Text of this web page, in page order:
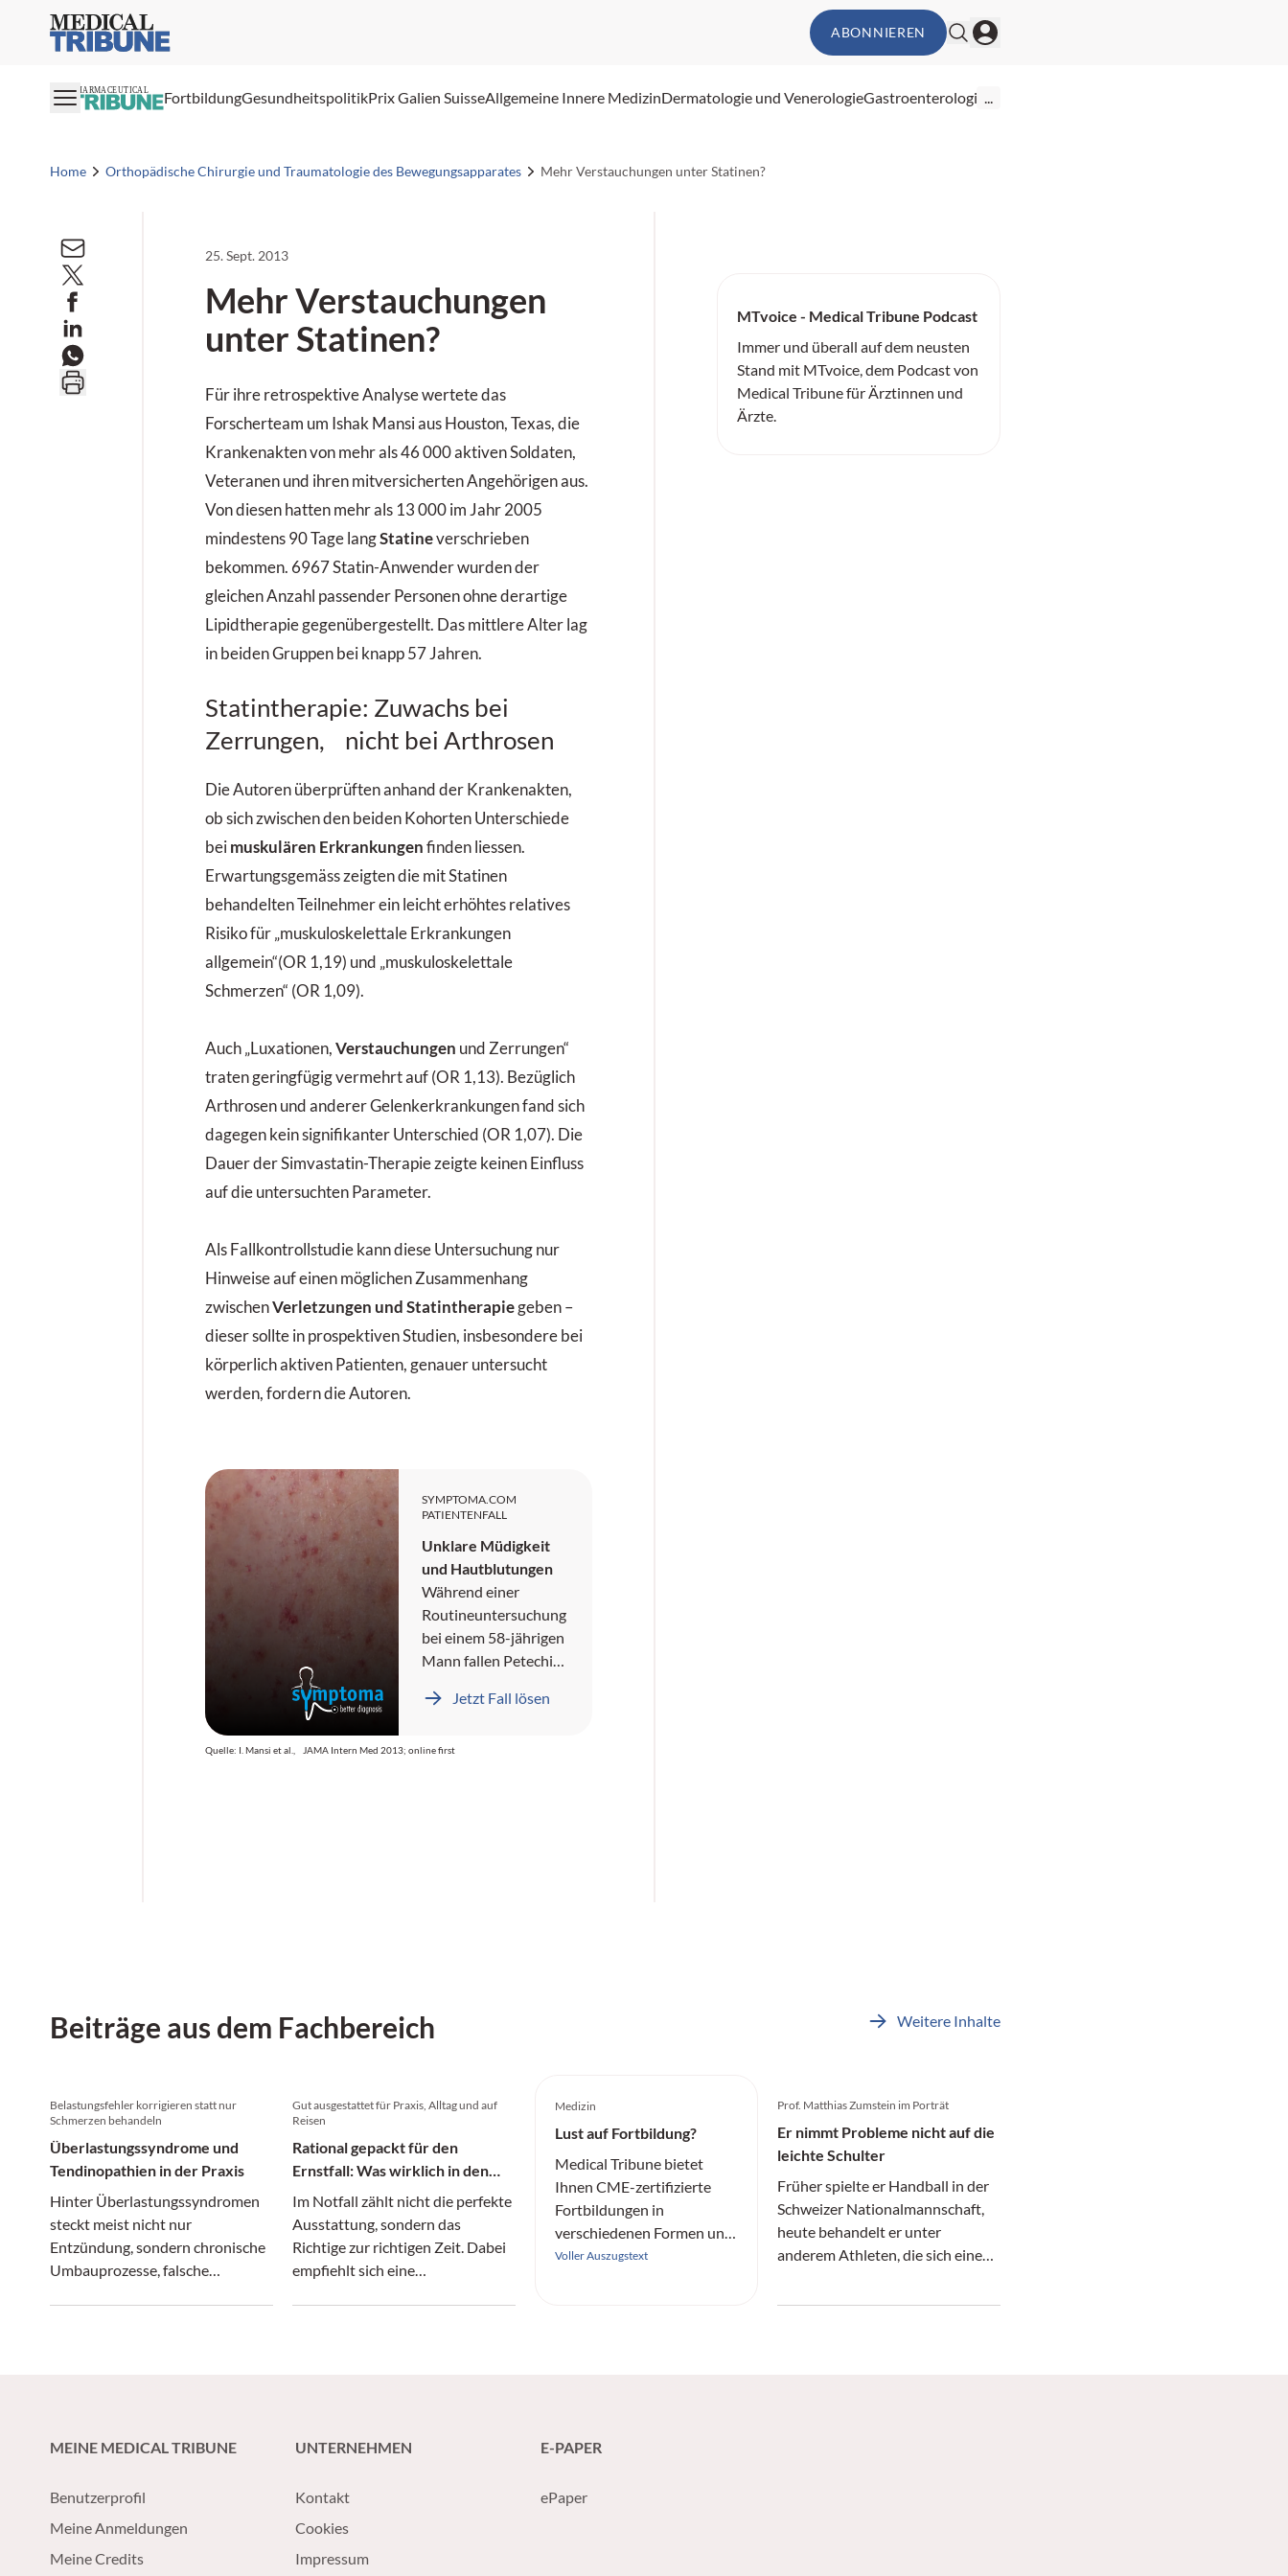
Medical Tribune ABONNIEREN
PHARMACEUTICAL FortbildungGesundheitspolitikPrix Galien SuisseAllgemeine Innere MedizinDermatologie und VenerologieGastroenterologie...
Home Orthopädische Chirurgie und Traumatologie des Bewegungsapparates Mehr Verstauchungen unter Statinen?
25. Sept. 2013
Mehr Verstauchungen
unter Statinen?
Für ihre retrospektive Analyse wertete das
Forscherteam um Ishak Mansi aus Houston, Texas, die
Krankenakten von mehr als 46 000 aktiven Soldaten,
Veteranen und ihren mitversicherten Angehörigen aus.
Von diesen hatten mehr als 13 000 im Jahr 2005
mindestens 90 Tage langStatineverschrieben
bekommen. 6967 Statin-Anwender wurden der
gleichen Anzahl passender Personen ohne derartige
Lipidtherapie gegenübergestellt. Das mittlere Alter lag
in beiden Gruppen bei knapp 57 Jahren.
Statintherapie: Zuwachs bei
Zerrungen, nicht bei Arthrosen
Die Autoren überprüften anhand der Krankenakten,
ob sich zwischen den beiden Kohorten Unterschiede
bei muskulären Erkrankungen finden liessen.
Erwartungsgemäss zeigten die mit Statinen
behandelten Teilnehmer ein leicht erhöhtes relatives
Risiko für „muskuloskelettale Erkrankungen
allgemein“(OR 1,19) und „muskuloskelettale
Schmerzen“ (OR 1,09).
Auch „Luxationen, Verstauchungen und Zerrungen“
traten geringfügig vermehrt auf (OR 1,13). Bezüglich
Arthrosen und anderer Gelenkerkrankungen fand sich
dagegen kein signifikanter Unterschied (OR 1,07). Die
Dauer der Simvastatin-Therapie zeigte keinen Einfluss
auf die untersuchten Parameter.
Als Fallkontrollstudie kann diese Untersuchung nur
Hinweise auf einen möglichen Zusammenhang
zwischenVerletzungen und Statintherapie geben –
dieser sollte in prospektiven Studien, insbesondere bei
körperlich aktiven Patienten, genauer untersucht
werden, fordern die Autoren.
SYMPTOMA.COM
PATIENTENFALL
Unklare Müdigkeit
und Hautblutungen
Während einer
Routineuntersuchung
bei einem 58-jährigen
Mann fallen Petechien
auf. Auf Nachfrage
letzter Zeit vermehrt
Jetzt Fall lösen
Quelle: I. Mansi et al., JAMA Intern Med 2013; online first
MTvoice - Medical Tribune Podcast
Immer und überall auf dem neusten
Stand mit MTvoice, dem Podcast von
Medical Tribune für Ärztinnen und
Ärzte.
Beiträge aus dem Fachbereich Weitere Inhalte
Belastungsfehler korrigieren statt nur
Schmerzen behandeln
Überlastungssyndrome und
Tendinopathien in der Praxis
Hinter Überlastungssyndromen
steckt meist nicht nur
Entzündung, sondern chronische
Umbauprozesse, falsche
Gut ausgestattet für Praxis, Alltag und auf
Reisen
Rational gepackt für den
Ernstfall: Was wirklich in den
Arztkoffer gehört
Im Notfall zählt nicht die perfekte
Ausstattung, sondern das
Richtige zur richtigen Zeit. Dabei
empfiehlt sich eine
Medizin
Lust auf Fortbildung?
Medical Tribune bietet
Ihnen CME-zertifizierte
Fortbildungen in
verschiedenen Formen und
aus allen Fachrichtungen
Voller Auszugstext
Prof. Matthias Zumstein im Porträt
Er nimmt Probleme nicht auf die
leichte Schulter
Früher spielte er Handball in der
Schweizer Nationalmannschaft,
heute behandelt er unter
anderem Athleten, die sich eine
MEINE MEDICAL TRIBUNE
Benutzerprofil
Meine Anmeldungen
Meine Credits
UNTERNEHMEN
Kontakt
Cookies
Impressum
E-PAPER
ePaper